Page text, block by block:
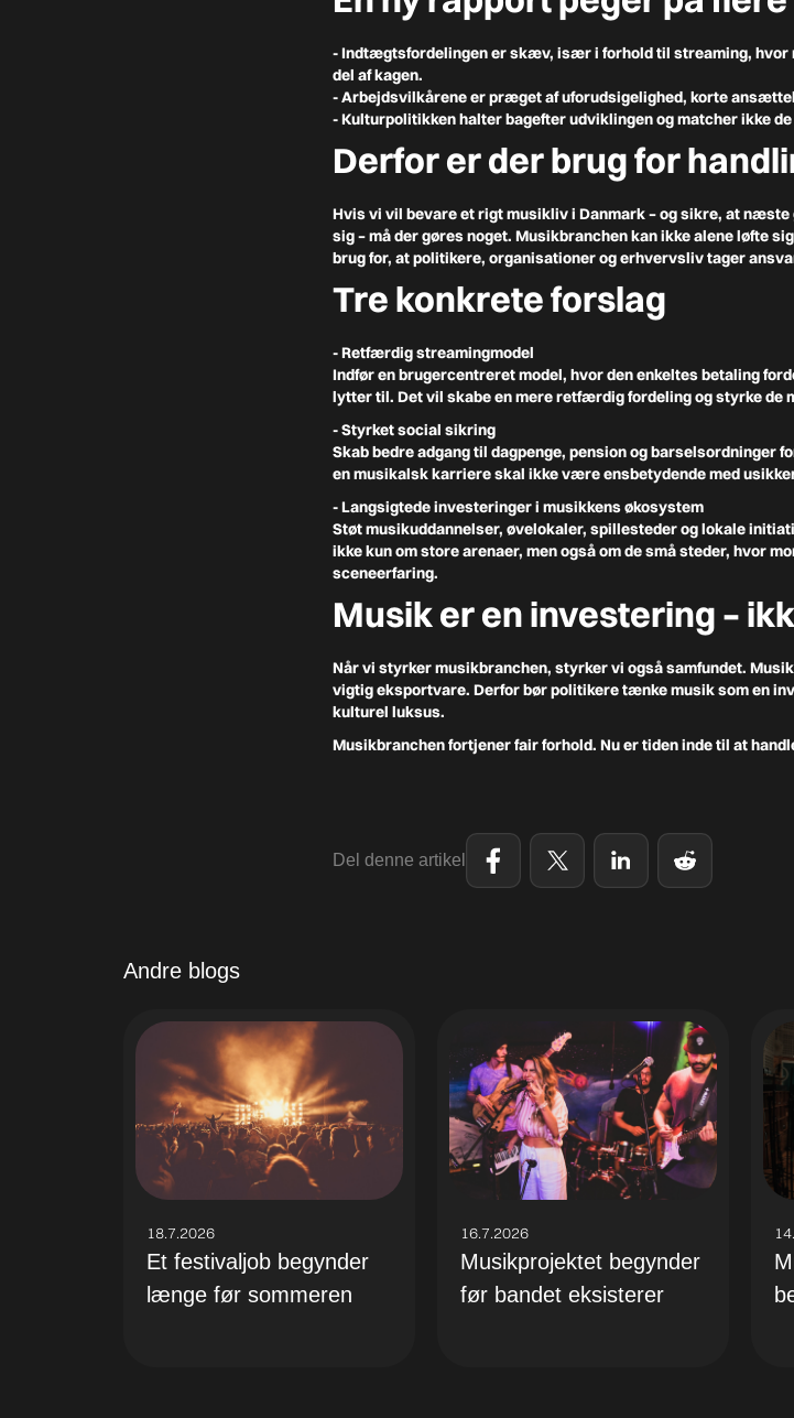
- Indtægtsfordelingener skæv, især i forhold til streaming, hvor
del af kagen.
- Arbejdsvilkåreneer præget af uforudsigelighed, korte
- Kulturpolitikkenhalter bagefter udviklingen og matcher ikke
Derfor er der brug for
Hvis vi vil bevare et rigt musikliv i Danmark – og sikre, at
sig – må der gøres noget. Musikbranchen kan ikke alene løfte
brug for, at politikere, organisationer og erhvervsliv tager
Tre konkrete forslag
- Retfærdig streamingmodel
Indfør en brugercentreret model, hvor den enkeltes betaling
lytter til. Det vil skabe en mere retfærdig fordeling og styrke de
- Styrket social sikring
Skab bedre adgang til dagpenge, pension og
en musikalsk karriere skal ikke være ensbetydende med
- Langsigtede investeringer i musikkens økosystem
Støt musikuddannelser, øvelokaler, spillesteder og lokale
ikke kun om store arenaer, men også om de små steder, hvor
sceneerfaring.
Musik er en investering –
Når vi styrker musikbranchen, styrker vi også samfundet.
vigtig eksportvare. Derfor bør politikere tænke musik som en
kulturel luksus.
Musikbranchen fortjener fair forhold. Nu er tiden inde til at
Del denne artikel
Andre blogs
18.7.2026
Et festivaljob begynder
længe før sommeren
16.7.2026
Musikprojektet begynder
før bandet eksisterer